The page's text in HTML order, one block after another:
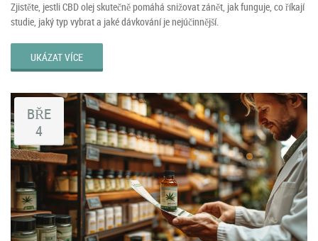
Zjistěte, jestli CBD olej skutečně pomáhá snižovat zánět, jak funguje, co říkají
studie, jaký typ vybrat a jaké dávkování je nejúčinnější.
UKÁZAT VÍCE
BŘE
4